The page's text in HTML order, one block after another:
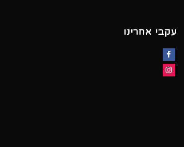
עקבי אחרינו
Facebook